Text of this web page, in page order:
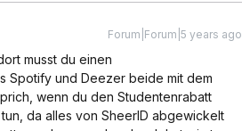
Forum|Forum|5 years ago
musst du einen
Spotify und Deezer beide mit dem
wenn du den Studentenrabatt
da alles von SheerID abgewickelt